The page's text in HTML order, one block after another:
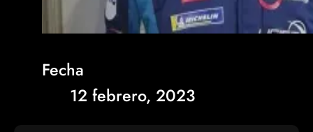
Fecha
12 febrero, 2023